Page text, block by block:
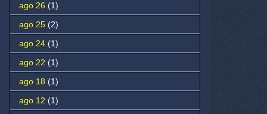
ago 26 (1)
ago 25 (2)
ago 24 (1)
ago 22 (1)
ago 18 (1)
ago 12 (1)